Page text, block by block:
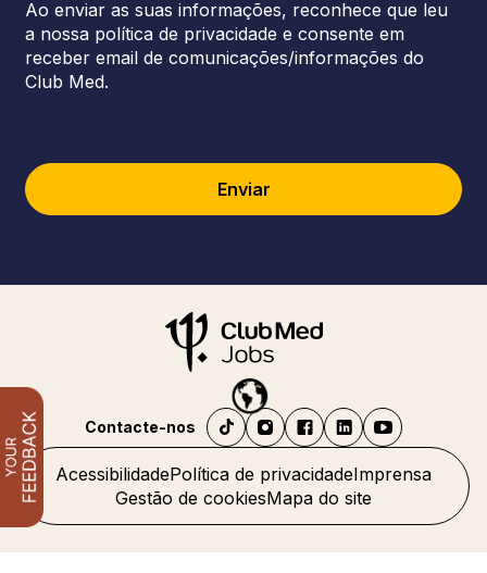
Ao enviar as suas informações, reconhece que leu
a nossa política de privacidade e consente em
receber email de comunicações/informações do
Club Med.
Enviar
AcessibilidadePolítica de privacidadeImprensa
Gestão de cookiesMapa do site
Contacte-nos